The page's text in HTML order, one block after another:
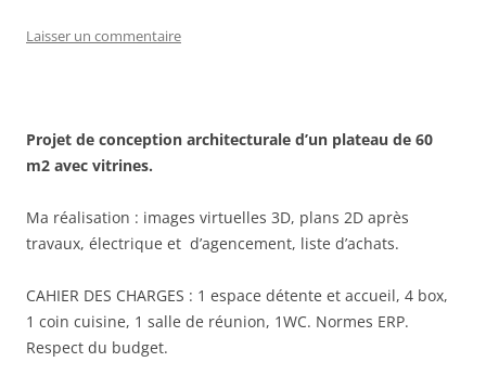
Laisser un commentaire
Projet de conception architecturale d’un plateau de 60
m2 avec vitrines.
Ma réalisation : images virtuelles 3D, plans 2D après
travaux, électrique et d’agencement, liste d’achats.
CAHIER DES CHARGES : 1 espace détente et accueil, 4 box,
1 coin cuisine, 1 salle de réunion, 1WC. Normes ERP.
Respect du budget.